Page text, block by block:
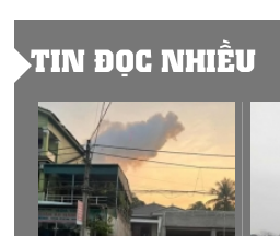
TIN ĐỌC NHIỀU